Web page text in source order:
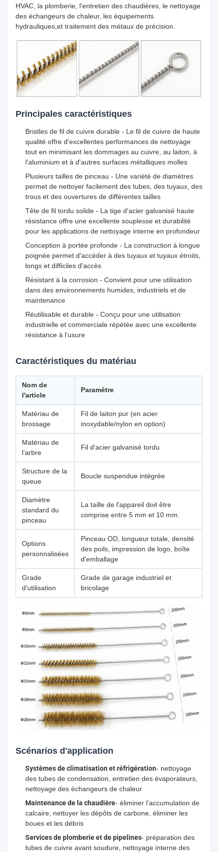
HVAC, la plomberie, l'entretien des chaudières, le nettoyage
des échangeurs de chaleur, les équipements
hydrauliques,et traitement des métaux de précision.
Principales caractéristiques
Bristles de fil de cuivre durable - Le fil de cuivre de haute
qualité offre d'excellentes performances de nettoyage
tout en minimisant les dommages au cuivre, au laiton, à
l'aluminium et à d'autres surfaces métalliques molles
Plusieurs tailles de pinceau - Une variété de diamètres
permet de nettoyer facilement des tubes, des tuyaux, des
trous et des ouvertures de différentes tailles
Tête de fil tordu solide - La tige d'acier galvanisé haute
résistance offre une excellente souplesse et durabilité
pour les applications de nettoyage interne en profondeur
Conception à portée profonde - La construction à longue
poignée permet d'accéder à des tuyaux et tuyaux étroits,
longs et difficiles d'accès
Résistant à la corrosion - Convient pour une utilisation
dans des environnements humides, industriels et de
maintenance
Réutilisable et durable - Conçu pour une utilisation
industrielle et commerciale répétée avec une excellente
résistance à l'usure
Caractéristiques du matériau
Nom de
l'article
Paramètre
Matériau de
brossage
Fil de laiton pur (en acier
inoxydable/nylon en option)
Matériau de
l'arbre
Fil d'acier galvanisé tordu
Structure de la
queue
Boucle suspendue intégrée
Diamètre
standard du
pinceau
La taille de l'appareil doit être
comprise entre 5 mm et 10 mm.
Options
personnalisées
Pinceau OD, longueur totale, densité
des poils, impression de logo, boîte
d'emballage
Grade
d'utilisation
Grade de garage industriel et
bricolage
Scénarios d'application
Systèmes de climatisation et réfrigération- nettoyage
des tubes de condensation, entretien des évaporateurs,
nettoyage des échangeurs de chaleur
Maintenance de la chaudière- éliminer l'accumulation de
calcaire, nettoyer les dépôts de carbone, éliminer les
boues et les débris
Services de plomberie et de pipelines- préparation des
tubes de cuivre avant soudure, nettoyage interne des